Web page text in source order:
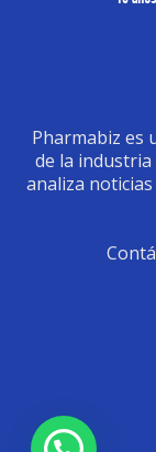
Pharmabiz es
de la industria
analiza